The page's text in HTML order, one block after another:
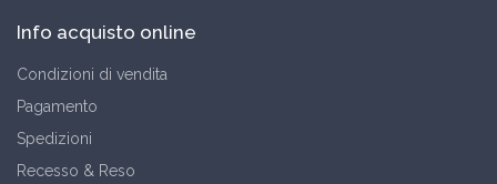
Info acquisto online
Condizioni di vendita
Pagamento
Spedizioni
Recesso & Reso